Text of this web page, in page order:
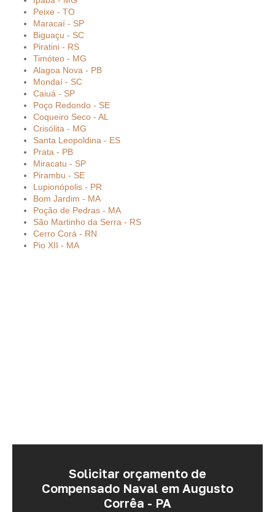
Peixe - TO
Maracaí - SP
Biguaçu - SC
Piratini - RS
Timóteo - MG
Alagoa Nova - PB
Mondaí - SC
Caiuá - SP
Poço Redondo - SE
Coqueiro Seco - AL
Crisólita - MG
Santa Leopoldina - ES
Prata - PB
Miracatu - SP
Pirambu - SE
Lupionópolis - PR
Bom Jardim - MA
Poção de Pedras - MA
São Martinho da Serra - RS
Cerro Corá - RN
Pio XII - MA
Solicitar orçamento de
Compensado Naval em Augusto
Corrêa - PA